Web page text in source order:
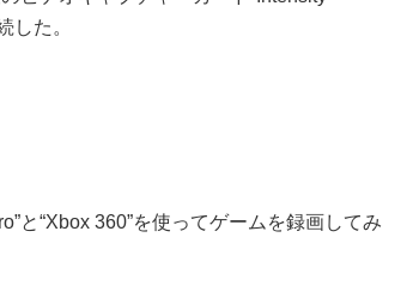
した。
と“Xbox 360”を使ってゲームを録画してみ